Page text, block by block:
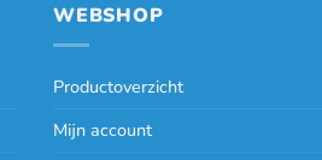
WEBSHOP
Productoverzicht
Mijn account